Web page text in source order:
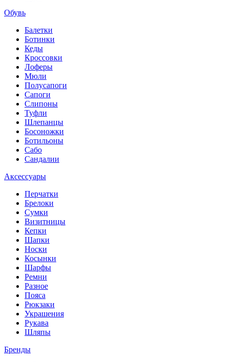
Обувь
Балетки
Ботинки
Кеды
Кроссовки
Лоферы
Мюли
Полусапоги
Сапоги
Слипоны
Туфли
Шлепанцы
Босоножки
Ботильоны
Сабо
Сандалии
Аксессуары
Перчатки
Брелоки
Сумки
Визитницы
Кепки
Шапки
Носки
Косынки
Шарфы
Ремни
Разное
Пояса
Рюкзаки
Украшения
Рукава
Шляпы
Бренды